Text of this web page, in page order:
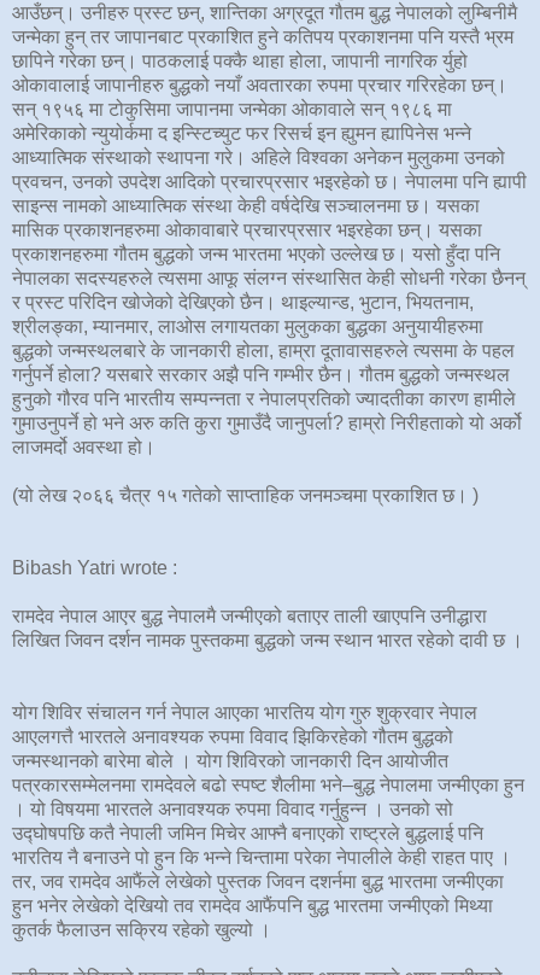
आउँछन्। उनीहरु प्रस्ट छन्, शान्तिका अग्रदूत गौतम बुद्ध नेपालको लुम्बिनीमै
जन्मेका हुन् तर जापानबाट प्रकाशित हुने कतिपय प्रकाशनमा पनि यस्तै भ्रम
छापिने गरेका छन्। पाठकलाई पक्कै थाहा होला, जापानी नागरिक र्युहो
ओकावालाई जापानीहरु बुद्धको नयाँ अवतारका रुपमा प्रचार गरिरहेका छन्।
सन् १९५६ मा टोकुसिमा जापानमा जन्मेका ओकावाले सन् १९८६ मा
अमेरिकाको न्युयोर्कमा द इन्स्टिच्युट फर रिसर्च इन ह्युमन ह्यापिनेस भन्ने
आध्यात्मिक संस्थाको स्थापना गरे। अहिले विश्वका अनेकन मुलुकमा उनको
प्रवचन, उनको उपदेश आदिको प्रचारप्रसार भइरहेको छ। नेपालमा पनि ह्यापी
साइन्स नामको आध्यात्मिक संस्था केही वर्षदेखि सञ्चालनमा छ। यसका
मासिक प्रकाशनहरुमा ओकावाबारे प्रचारप्रसार भइरहेका छन्। यसका
प्रकाशनहरुमा गौतम बुद्धको जन्म भारतमा भएको उल्लेख छ। यसो हुँदा पनि
नेपालका सदस्यहरुले त्यसमा आफू संलग्न संस्थासित केही सोधनी गरेका छैनन्
र प्रस्ट परिदिन खोजेको देखिएको छैन। थाइल्यान्ड, भुटान, भियतनाम,
श्रीलङ्का, म्यानमार, लाओस लगायतका मुलुकका बुद्धका अनुयायीहरुमा
बुद्धको जन्मस्थलबारे के जानकारी होला, हाम्रा दूतावासहरुले त्यसमा के पहल
गर्नुपर्ने होला? यसबारे सरकार अझै पनि गम्भीर छैन। गौतम बुद्धको जन्मस्थल
हुनुको गौरव पनि भारतीय सम्पन्नता र नेपालप्रतिको ज्यादतीका कारण हामीले
गुमाउनुपर्ने हो भने अरु कति कुरा गुमाउँदै जानुपर्ला? हाम्रो निरीहताको यो अर्को
लाजमर्दो अवस्था हो।
(यो लेख २०६६ चैत्र १५ गतेको साप्ताहिक जनमञ्चमा प्रकाशित छ। )
Bibash Yatri wrote :
रामदेव नेपाल आएर बुद्ध नेपालमै जन्मीएको बताएर ताली खाएपनि उनीद्धारा
लिखित जिवन दर्शन नामक पुस्तकमा बुद्धको जन्म स्थान भारत रहेको दावी छ ।
योग शिविर संचालन गर्न नेपाल आएका भारतिय योग गुरु शुक्रवार नेपाल
आएलगत्तै भारतले अनावश्यक रुपमा विवाद झिकिरहेको गौतम बुद्धको
जन्मस्थानको बारेमा बोले । योग शिविरको जानकारी दिन आयोजीत
पत्रकारसम्मेलनमा रामदेवले बढो स्पष्ट शैलीमा भने–बुद्ध नेपालमा जन्मीएका हुन
। यो विषयमा भारतले अनावश्यक रुपमा विवाद गर्नुहुन्न । उनको सो
उद्घोषपछि कतै नेपाली जमिन मिचेर आफ्नै बनाएको राष्ट्रले बुद्धलाई पनि
भारतिय नै बनाउने पो हुन कि भन्ने चिन्तामा परेका नेपालीले केही राहत पाए ।
तर, जव रामदेव आफैंले लेखेको पुस्तक जिवन दशर्नमा बुद्ध भारतमा जन्मीएका
हुन भनेर लेखेको देखियो तव रामदेव आफैंपनि बुद्ध भारतमा जन्मीएको मिथ्या
कुतर्क फैलाउन सक्रिय रहेको खुल्यो ।